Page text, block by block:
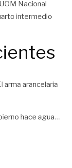
Nacional
intermedio
arma arancelaria
hace agua…